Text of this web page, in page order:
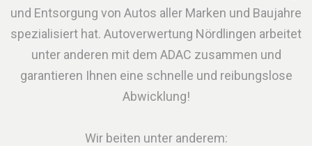
und Entsorgung von Autos aller Marken und Baujahre
spezialisiert hat. Autoverwertung Nördlingen arbeitet
unter anderen mit dem ADAC zusammen und
garantieren Ihnen eine schnelle und reibungslose
Abwicklung!
Wir beiten unter anderem: